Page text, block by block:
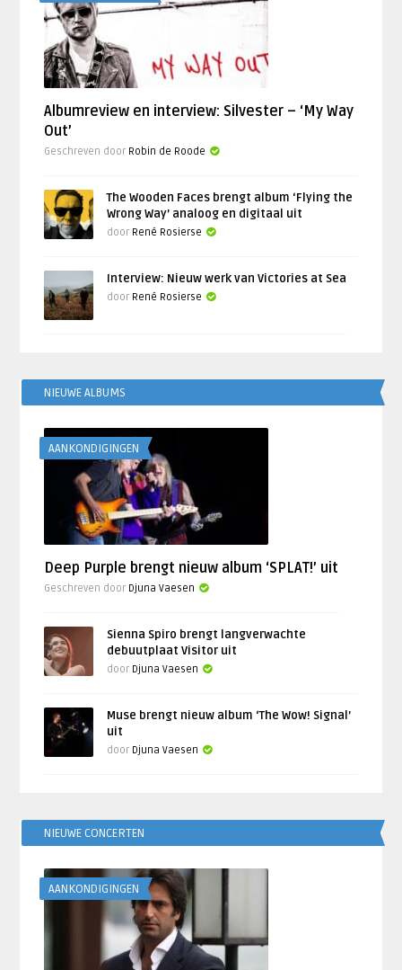
Albumreview en interview: Silvester – ‘My Way
Out’
Geschreven door Robin de Roode
The Wooden Faces brengt album ‘Flying the
Wrong Way’ analoog en digitaal uit
door René Rosierse
Interview: Nieuw werk van Victories at Sea
door René Rosierse
NIEUWE ALBUMS
AANKONDIGINGEN
Deep Purple brengt nieuw album ‘SPLAT!’ uit
Geschreven door Djuna Vaesen
Sienna Spiro brengt langverwachte
debuutplaat Visitor uit
door Djuna Vaesen
Muse brengt nieuw album ‘The Wow! Signal’
uit
door Djuna Vaesen
NIEUWE CONCERTEN
AANKONDIGINGEN